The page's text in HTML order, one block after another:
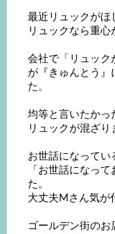
最近リュックがほ
リュックなら重心
会社で「リュック
が『きゅんとう』
た。
均等と言いたかっ
リュックが混ざり
お世話になってい
「お世話になっ
た。
大丈夫Mさん気が
ゴールデン街のお